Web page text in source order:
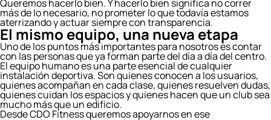
Queremos hacerlo bien. Y hacerlo bien significa no correr
más de lo necesario, no prometer lo que todavía estamos
aterrizando y actuar siempre con transparencia.
El mismo equipo, una nueva etapa
Uno de los puntos más importantes para nosotros es contar
con las personas que ya forman parte del día a día del centro.
El equipo humano es una parte esencial de cualquier
instalación deportiva. Son quienes conocen a los usuarios,
quienes acompañan en cada clase, quienes resuelven dudas,
quienes cuidan los espacios y quienes hacen que un club sea
mucho más que un edificio.
Desde CDO Fitness queremos apoyarnos en ese